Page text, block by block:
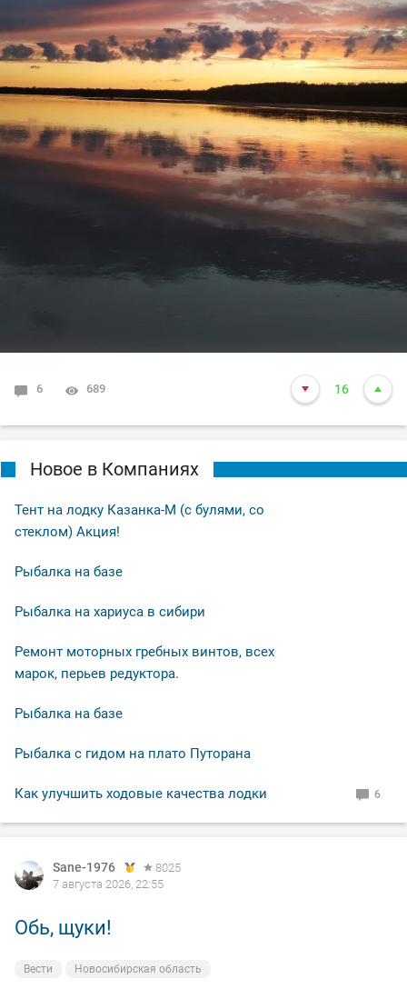
6 689 16
Новое в Компаниях
Тент на лодку Казанка-М (с булями, со
стеклом) Акция!
Рыбалка на базе
Рыбалка на хариуса в сибири
Ремонт моторных гребных винтов, всех
марок, перьев редуктора.
Рыбалка на базе
Рыбалка с гидом на плато Путорана
Как улучшить ходовые качества лодки 6
Sane-1976
8025
7 августа 2026, 22:55
Обь, щуки!
Вести Новосибирская область